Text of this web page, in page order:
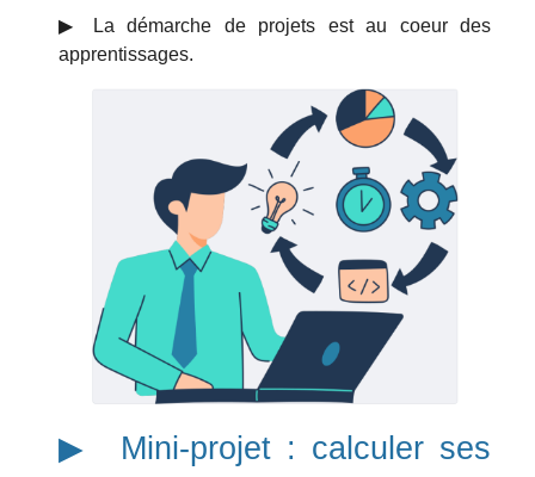
▶︎ La démarche de projets est au coeur des
apprentissages.
▶︎ Mini-projet : calculer ses